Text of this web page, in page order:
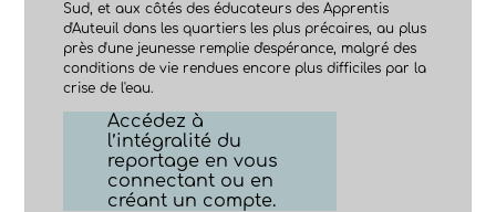
Sud, et aux côtés des éducateurs des Apprentis
d'Auteuil dans les quartiers les plus précaires, au plus
près d'une jeunesse remplie d'espérance, malgré des
conditions de vie rendues encore plus difficiles par la
crise de l'eau.
Accédez à
l’intégralité du
reportage en vous
connectant ou en
créant un compte.